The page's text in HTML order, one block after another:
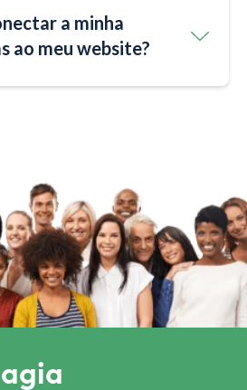
a minha
ao meu website?